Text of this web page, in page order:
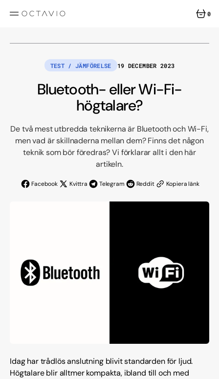
INNEHÅLL 0
TEST / JÄMFÖRELSE 19 DECEMBER 2023
Bluetooth- eller Wi-Fi-
högtalare?
De två mest utbredda teknikerna är Bluetooth och Wi-Fi,
men vad är skillnaderna mellan dem? Finns det någon
teknik som bör föredras? Vi förklarar allt i den här
artikeln.
Facebook Kvittra Telegram Reddit Kopiera länk
Idag har trådlös anslutning blivit standarden för ljud.
Högtalare blir alltmer kompakta, ibland till och med